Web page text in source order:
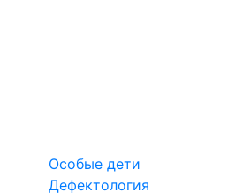
Особые дети
Дефектология